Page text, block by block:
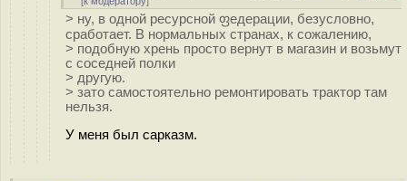
> ну, в одной ресурсной ფедерации, безусловно,
сработает. В нормальных странах, к сожалению,
> подобную хрень просто вернут в магазин и возьмут
с соседней полки
> другую.
> зато самостоятельно ремонтировать трактор там
нельзя.
У меня был сарказм.